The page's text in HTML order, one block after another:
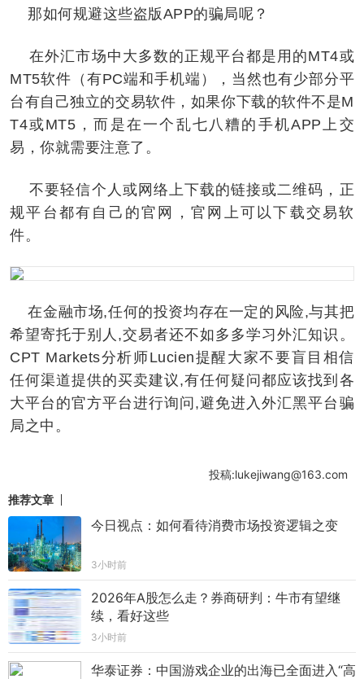
那如何规避这些盗版APP的骗局呢？
在外汇市场中大多数的正规平台都是用的MT4或
MT5软件（有PC端和手机端），当然也有少部分平
台有自己独立的交易软件，如果你下载的软件不是M
T4或MT5，而是在一个乱七八糟的手机APP上交
易，你就需要注意了。
不要轻信个人或网络上下载的链接或二维码，正
规平台都有自己的官网，官网上可以下载交易软
件。
在金融市场,任何的投资均存在一定的风险,与其把
希望寄托于别人,交易者还不如多多学习外汇知识。
CPT Markets分析师Lucien提醒大家不要盲目相信
任何渠道提供的买卖建议,有任何疑问都应该找到各
大平台的官方平台进行询问,避免进入外汇黑平台骗
局之中。
投稿:lukejiwang@163.com
推荐文章
今日视点：如何看待消费市场投资逻辑之变
3小时前
2026年A股怎么走？券商研判：牛市有望继
续，看好这些
3小时前
华泰证券：中国游戏企业的出海已全面进入“高